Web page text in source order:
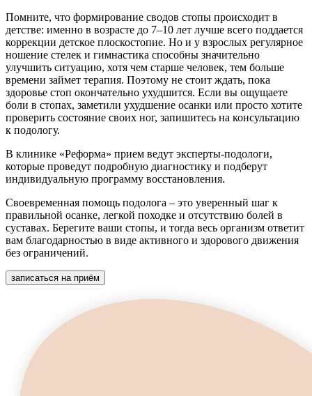
Помните, что формирование сводов стопы происходит в
детстве: именно в возрасте до 7–10 лет лучше всего поддается
коррекции детское плоскостопие. Но и у взрослых регулярное
ношение стелек и гимнастика способны значительно
улучшить ситуацию, хотя чем старше человек, тем больше
времени займет терапия. Поэтому не стоит ждать, пока
здоровье стоп окончательно ухудшится. Если вы ощущаете
боли в стопах, заметили ухудшение осанки или просто хотите
проверить состояние своих ног, запишитесь на консультацию
к подологу.
В клинике «Реформа» прием ведут эксперты-подологи,
которые проведут подробную диагностику и подберут
индивидуальную программу восстановления.
Своевременная помощь подолога – это уверенный шаг к
правильной осанке, легкой походке и отсутствию болей в
суставах. Берегите ваши стопы, и тогда весь организм ответит
вам благодарностью в виде активного и здорового движения
без ограничений.
записаться на приём